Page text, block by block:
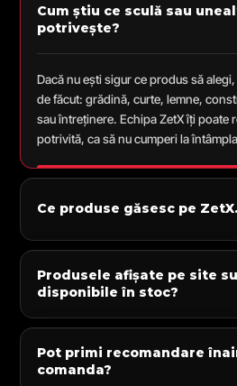
Cum știu ce sculă sau
potrivește?
Dacă nu ești sigur ce produs să
de făcut: grădină, curte, lemne,
sau întreținere. Echipa ZetX îți poate
potrivită, ca să nu cumperi la
Ce produse găsesc pe
Produsele afișate pe site
disponibile în stoc?
Pot primi recomandare
comanda?